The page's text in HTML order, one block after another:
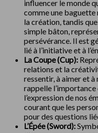
influencer le monde
comme une
la création, tandis
simple bâton,
persévérance. Il est
lié à l’initiative et à
La Coupe (Cup):
relations et la
ressentir, à aimer et à
rappelle l’importance
l’expression de nos
courant que les
pour des questions
L’Épée (Sword):